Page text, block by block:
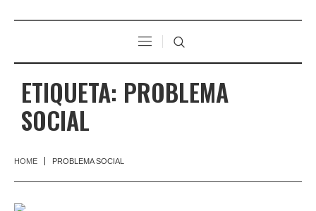
ETIQUETA: PROBLEMA
SOCIAL
HOME PROBLEMA SOCIAL